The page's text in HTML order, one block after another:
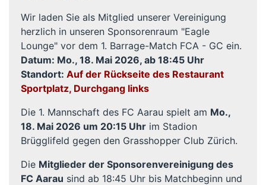
Wir laden Sie als Mitglied unserer Vereinigung
herzlich in unseren Sponsorenraum "Eagle
Lounge" vor dem 1. Barrage-Match FCA - GC ein.
Datum: Mo., 18. Mai 2026, ab 18:45 Uhr
Standort: Auf der Rückseite des Restaurant
Sportplatz, Durchgang links
Die 1. Mannschaft des FC Aarau spielt am Mo.,
18. Mai 2026 um 20:15 Uhr im Stadion
Brügglifeld gegen den Grasshopper Club Zürich.
Die Mitglieder der Sponsorenvereinigung des
FC Aarau sind ab 18:45 Uhr bis Matchbeginn und